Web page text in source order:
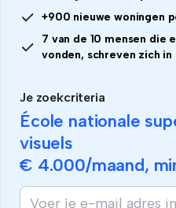
+900 nieuwe woningen
7 van de 10 mensen die
vonden, schreven zich
Je zoekcriteria
École nationale
visuels
€ 4.000/maand,
Als